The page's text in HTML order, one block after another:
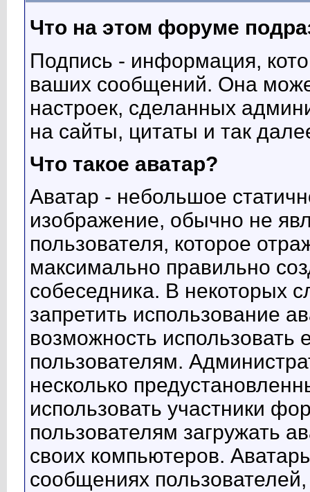
Что на этом форуме
Подпись - информация,
ваших сообщений. Она
настроек, сделанных
на сайты, цитаты и так
Что такое аватар?
Аватар - небольшое
изображение, обычно не
пользователя, которое
максимально правильно
собеседника. В некоторых
запретить использование
возможность использовать
пользователям.
несколько
использовать участники
пользователям загружать
своих компьютеров.
сообщениях